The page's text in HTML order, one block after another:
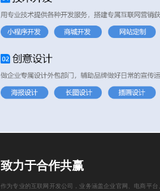
致力于合作共赢
作为专业的互联网开发公司，业务涵盖企业官网、电商平台